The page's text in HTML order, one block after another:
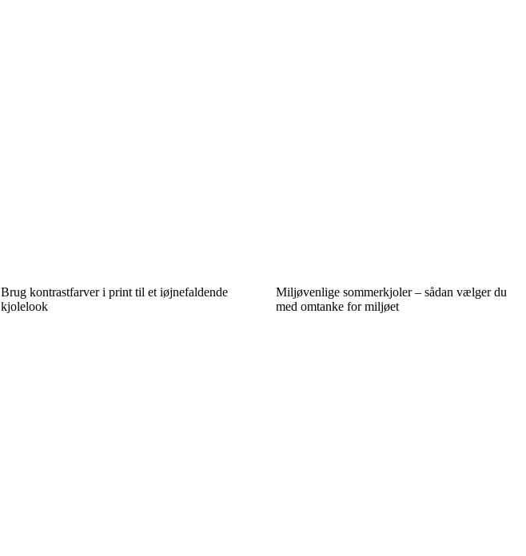
Brug kontrastfarver i print til et iøjnefaldende
kjolelook
Miljøvenlige sommerkjoler – sådan vælger du
med omtanke for miljøet